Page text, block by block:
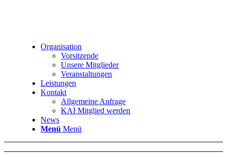
Organisation
Vorsitzende
Unsere Mitglieder
Veranstaltungen
Leistungen
Kontakt
Allgemeine Anfrage
KAI Mitglied werden
News
Menü Menü